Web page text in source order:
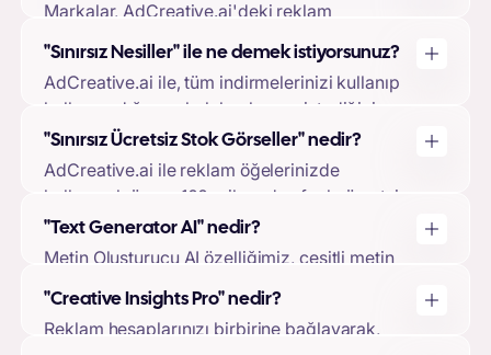
Markalar, AdCreative.ai'deki reklam
oluşturarak logonuzu, marka renklerinizi, marka
açıklamalarınızı yükleyebilir ve reklam
öğrenimi modelimizin reklam öğesi
tasarımlarınızı ve tahminlerinizi markanıza göre
uyarlamasına olanak tanıyarak en yüksek
kalitede çıktı elde edilmesini sağlar.
"Sınırsız Nesiller" ile ne demek istiyorsunuz?
AdCreative.ai ile, tüm indirmelerinizi kullanıp
kullanmadığınıza bakılmaksızın, istediğiniz
kadar reklam oluşturma özgürlüğüne
sahipsiniz. İndirmelerinizi yalnızca
oluşturduğunuz reklam öğelerini indirmeyi
seçtiğinizde kullanırsınız.
"Sınırsız Ücretsiz Stok Görseller" nedir?
AdCreative.ai ile reklam öğelerinizde
kullanmak üzere 100 milyondan fazla ücretsiz
stok görsele erişebilirsiniz. Bu görseller her
pakete dahildir ve kullanımları için sizden
"Text Generator AI" nedir?
Metin Oluşturucu AI özelliğimiz, çeşitli metin
dönüşüm sağlayan reklam metinleri ve başlıklar
oluşturmanıza olanak tanır. Bu özellik her
"Creative Insights Pro" nedir?
Reklam hesaplarınızı birbirine bağlayarak,